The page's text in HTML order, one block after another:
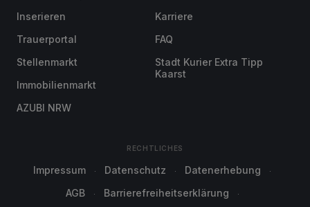
Inserieren
Trauerportal
Stellenmarkt
Immobilienmarkt
AZUBI NRW
Karriere
FAQ
Stadt Kurier Extra Tipp
Kaarst
RECHTLICHES
Impressum Datenschutz
Datenerhebung
AGB
Barrierefreiheitserklärung